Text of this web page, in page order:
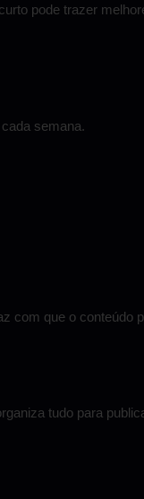
pode trazer
semana.
com que o conteúdo
tudo para